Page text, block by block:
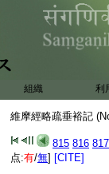
組織 利
維摩經略疏垂裕記
815 816 817
点:有/無] [CITE]
意二。初約觀總敍
瓔珞作此説耳。二
下借通顯位二。初
三等者即三根也。
有習氣故通教意無
根人並有實疾。二
若別至入假者引別
教寄位之意。非用
者意明別教三根亦
又復空通。故得借
有假中二觀在。故